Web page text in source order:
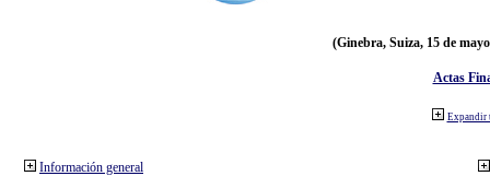
(Ginebra, Suiza, 15 de
Actas
Expandir
Información general